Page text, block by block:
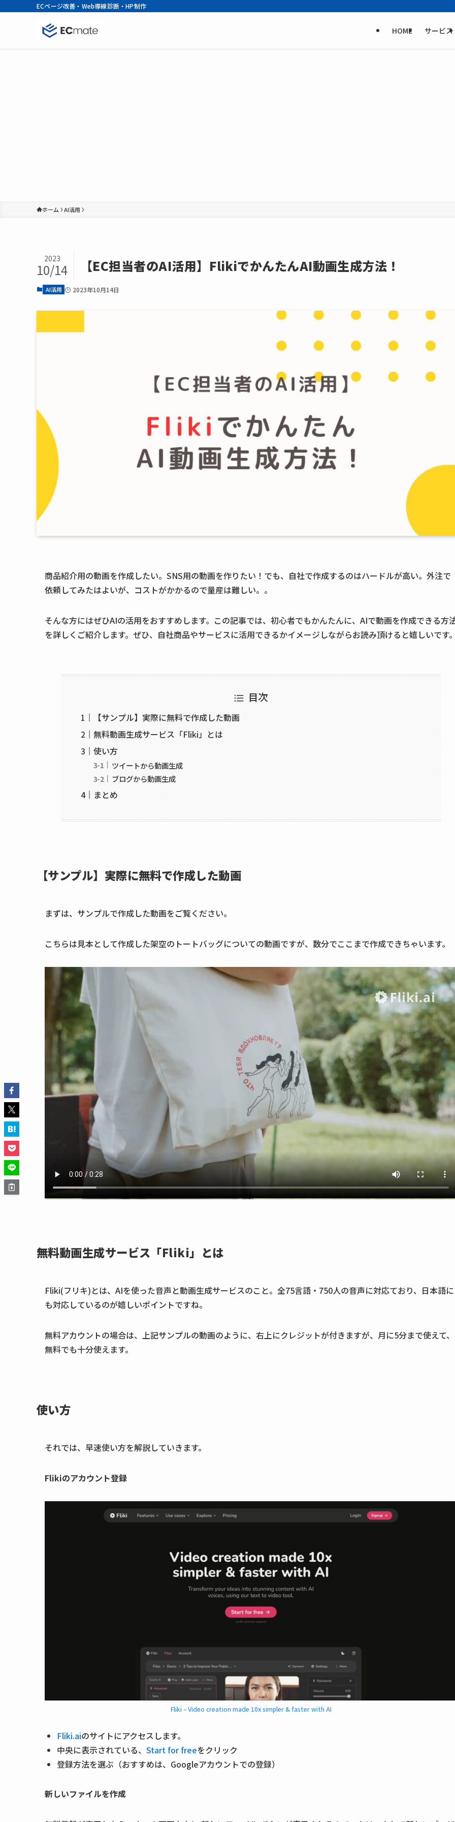
ECページ改善・Web導線診断・HP制作
HOME サービス
ホーム AI活用
【EC担当者のAI活用】FlikiでかんたんAI動画生成方法！
2023
10/14
AI活用 2023年10月14日
商品紹介用の動画を作成したい。SNS用の動画を作りたい！でも、自社で作成するのはハードルが高い。外注で
依頼してみたはよいが、コストがかかるので量産は難しい。。
そんな方にはぜひAIの活用をおすすめします。この記事では、初心者でもかんたんに、AIで動画を作成できる方
を詳しくご紹介します。ぜひ、自社商品やサービスに活用できるかイメージしながらお読み頂けると嬉しいです
目次
【サンプル】実際に無料で作成した動画
無料動画生成サービス「Fliki」とは
使い方
ツイートから動画生成
ブログから動画生成
まとめ
【サンプル】実際に無料で作成した動画
まずは、サンプルで作成した動画をご覧ください。
こちらは見本として作成した架空のトートバッグについての動画ですが、数分でここまで作成できちゃいます。
無料動画生成サービス「Fliki」とは
Fliki(フリキ)とは、AIを使った音声と動画生成サービスのこと。全75言語・750人の音声に対応ており、日本語に
も対応しているのが嬉しいポイントですね。
無料アカウントの場合は、上記サンプルの動画のように、右上にクレジットが付きますが、月に5分まで使えて、
無料でも十分使えます。
使い方
それでは、早速使い方を解説していきます。
Flikiのアカウント登録
Fliki – Video creation made 10x simpler & faster with AI
Fliki.aiのサイトにアクセスします。
中央に表示されている、 Start for freeをクリック
登録方法を選ぶ（おすすめは、Googleアカウントでの登録）
新しいファイルを作成